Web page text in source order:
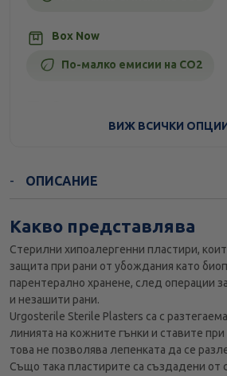
Box Now
По-малко емисии на CO2
ВИЖ ВСИЧКИ
ОПИСАНИЕ
Какво представлява
Стерилни хипоалергенни пластири,
защита при рани от убождания като
парентерално хранене, след операции
и незашити рани.
Urgosterile Sterile Plasters са с
линията на кожните гънки и ставите
това не позволява лепенката да се
Също така пластирите са създадени от